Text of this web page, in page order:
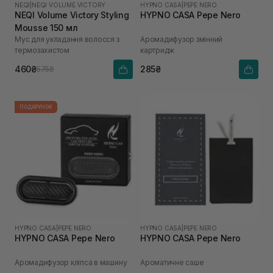
NEQI NEQI VOLUME VICTORY
NEQI Volume Victory Styling
Mousse 150 мл
Мус для укладання волосся з
термозахистом
460₴575₴
HYPNO CASA PEPE NERO
HYPNO CASA Pepe Nero
Аромадифузор змінний
картридж
285₴
ПОДАРУНОК
HYPNO CASA PEPE NERO
HYPNO CASA Pepe Nero
Аромадифузор кліпса в машину
HYPNO CASA PEPE NERO
HYPNO CASA Pepe Nero
Ароматичне саше